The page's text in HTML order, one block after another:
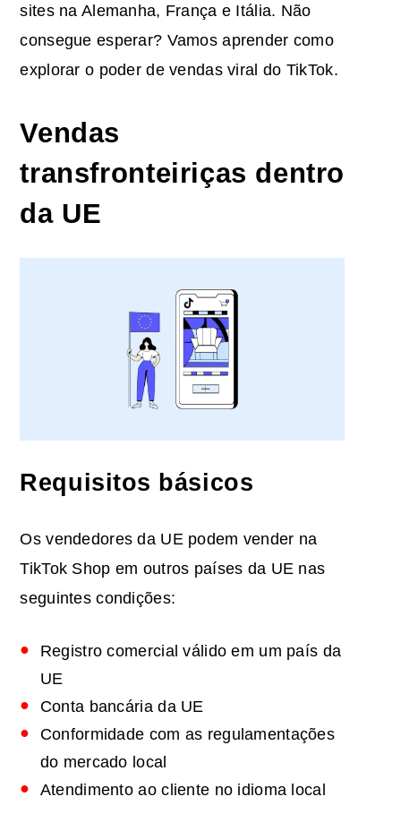
sites na Alemanha, França e Itália. Não
consegue esperar? Vamos aprender como
explorar o poder de vendas viral do TikTok.
Vendas
transfronteiriças dentro
da UE
Requisitos básicos
Os vendedores da UE podem vender na
TikTok Shop em outros países da UE nas
seguintes condições:
Registro comercial válido em um país da
UE
Conta bancária da UE
Conformidade com as regulamentações
do mercado local
Atendimento ao cliente no idioma local